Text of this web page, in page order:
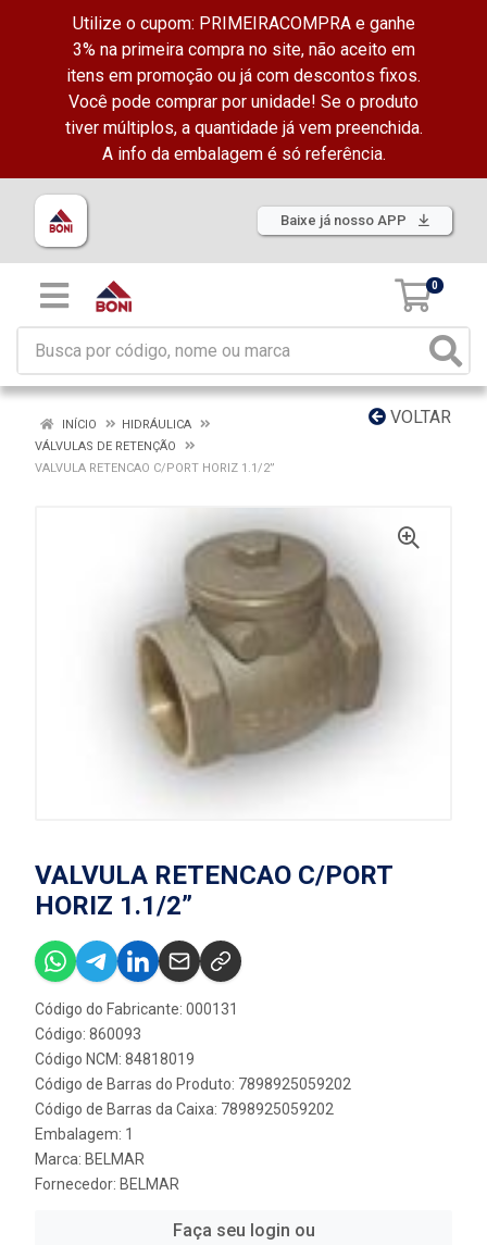
Utilize o cupom: PRIMEIRACOMPRA e ganhe
3% na primeira compra no site, não aceito em
itens em promoção ou já com descontos fixos.
Você pode comprar por unidade! Se o produto
tiver múltiplos, a quantidade já vem preenchida.
A info da embalagem é só referência.
Baixe já nosso APP
0
VOLTAR
INÍCIO
HIDRÁULICA
VÁLVULAS DE RETENÇÃO
VALVULA RETENCAO C/PORT HORIZ 1.1/2”
VALVULA RETENCAO C/PORT
HORIZ 1.1/2”
Código do Fabricante: 000131
Código: 860093
Código NCM: 84818019
Código de Barras do Produto: 7898925059202
Código de Barras da Caixa: 7898925059202
Embalagem: 1
Marca: BELMAR
Fornecedor: BELMAR
Faça seu login ou